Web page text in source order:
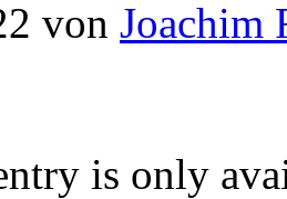
von Joachim
is only